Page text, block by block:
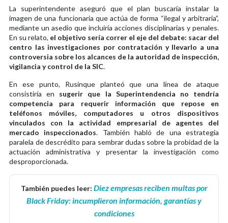
La superintendente aseguró que el plan buscaría instalar la
imagen de una funcionaria que actúa de forma “ilegal y arbitraria”,
mediante un asedio que incluiría acciones disciplinarias y penales.
En su relato, el objetivo sería correr el eje del debate: sacar del
centro las investigaciones por contratación y llevarlo a una
controversia sobre los alcances de la autoridad de inspección,
vigilancia y control de la SIC.
En ese punto, Rusinque planteó que una línea de ataque
consistiría en sugerir que la Superintendencia no tendría
competencia para requerir información que repose en
teléfonos móviles, computadores u otros dispositivos
vinculados con la actividad empresarial de agentes del
mercado inspeccionados. También habló de una estrategia
paralela de descrédito para sembrar dudas sobre la probidad de la
actuación administrativa y presentar la investigación como
desproporcionada.
También puedes leer: Diez empresas reciben multas por
Black Friday: incumplieron información, garantías y
condiciones